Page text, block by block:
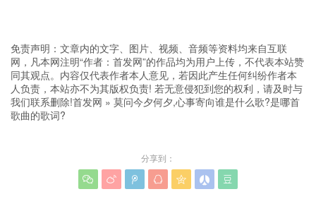
免责声明：文章内的文字、图片、视频、音频等资料均来自互联
网，凡本网注明“作者：首发网”的作品均为用户上传，不代表本站赞
同其观点。内容仅代表作者本人意见，若因此产生任何纠纷作者本
人负责，本站亦不为其版权负责! 若无意侵犯到您的权利，请及时与
我们联系删除!首发网 » 莫问今夕何夕,心事寄向谁是什么歌?是哪首
歌曲的歌词?
分享到：
      